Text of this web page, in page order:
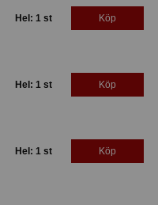
Hel: 1 st Köp
Hel: 1 st Köp
Hel: 1 st Köp